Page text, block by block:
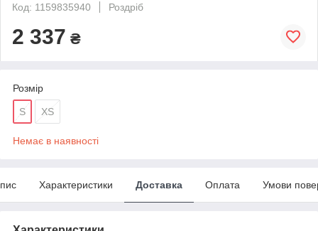
Код: 1159835940
Роздріб
2 337 ₴
Розмір
S XS
Немає в наявності
Характеристики Доставка Оплата Умови